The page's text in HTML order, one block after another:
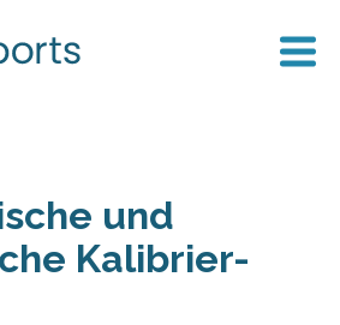
und
Kalibrier-